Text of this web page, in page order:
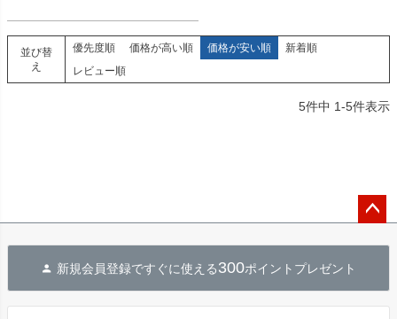
並び替
え
優先度順 価格が高い順 価格が安い順
新着順
レビュー順
5件中 1-5件表示
へ
新規会員登録ですぐに使える300ポイントプレゼント